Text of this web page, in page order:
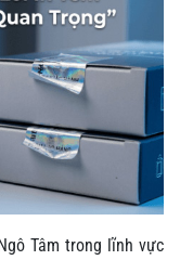
Tâm trong lĩnh vực